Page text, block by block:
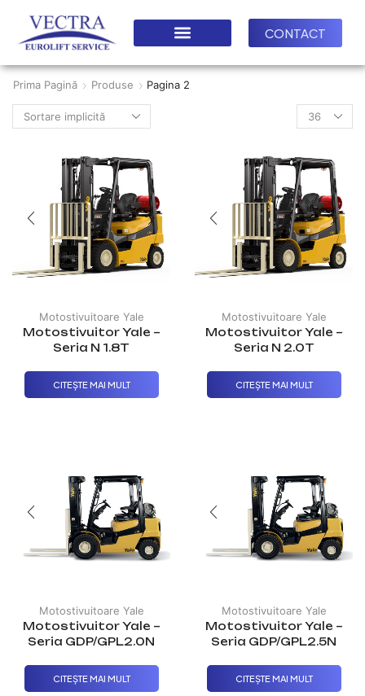
CONTACT
Prima Pagină Produse Pagina 2
Motostivuitoare Yale
Motostivuitor Yale –
Seria N 1.8T
CITEȘTE MAI MULT
Motostivuitoare Yale
Motostivuitor Yale –
Seria N 2.0T
CITEȘTE MAI MULT
Motostivuitoare Yale
Motostivuitor Yale –
Seria GDP/GPL2.0N
CITEȘTE MAI MULT
Motostivuitoare Yale
Motostivuitor Yale –
Seria GDP/GPL2.5N
CITEȘTE MAI MULT